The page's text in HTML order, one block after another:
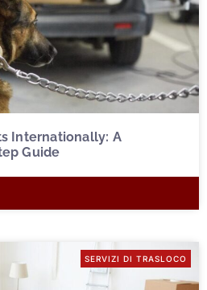
Internationally: A
Guide
SERVIZI DI TRASLOCO